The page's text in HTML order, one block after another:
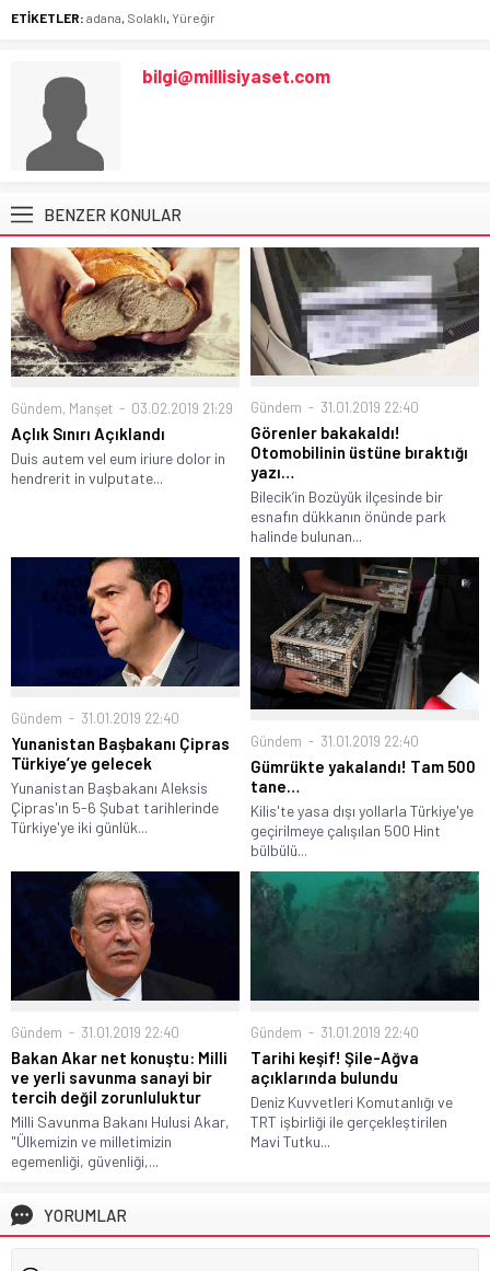
ETİKETLER: adana, Solaklı, Yüreğir
bilgi@millisiyaset.com
BENZER KONULAR
Gündem, Manşet 03.02.2019 21:29
Açlık Sınırı Açıklandı
Duis autem vel eum iriure dolor in
hendrerit in vulputate...
Gündem 31.01.2019 22:40
Görenler bakakaldı!
Otomobilinin üstüne bıraktığı
yazı…
Bilecik’in Bozüyük ilçesinde bir
esnafın dükkanın önünde park
halinde bulunan...
Gündem 31.01.2019 22:40
Yunanistan Başbakanı Çipras
Türkiye’ye gelecek
Yunanistan Başbakanı Aleksis
Çipras'ın 5-6 Şubat tarihlerinde
Türkiye'ye iki günlük...
Gündem 31.01.2019 22:40
Gümrükte yakalandı! Tam 500
tane…
Kilis'te yasa dışı yollarla Türkiye'ye
geçirilmeye çalışılan 500 Hint
bülbülü...
Gündem 31.01.2019 22:40
Bakan Akar net konuştu: Milli
ve yerli savunma sanayi bir
tercih değil zorunluluktur
Milli Savunma Bakanı Hulusi Akar,
"Ülkemizin ve milletimizin
egemenliği, güvenliği,...
Gündem 31.01.2019 22:40
Tarihi keşif! Şile-Ağva
açıklarında bulundu
Deniz Kuvvetleri Komutanlığı ve
TRT işbirliği ile gerçekleştirilen
Mavi Tutku...
YORUMLAR